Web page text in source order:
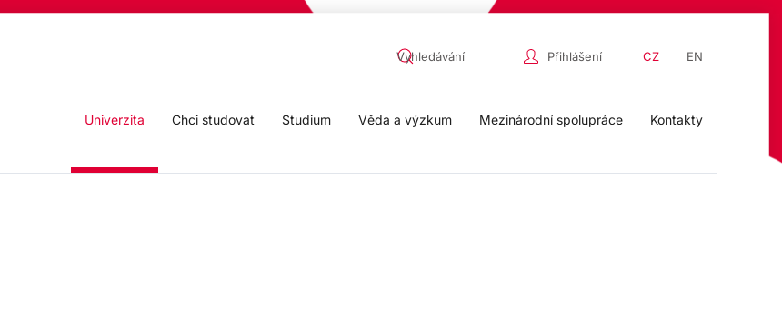
Přihlášení CZ EN
Univerzita Chci studovat Studium Věda a výzkum Mezinárodní spolupráce Kontakty